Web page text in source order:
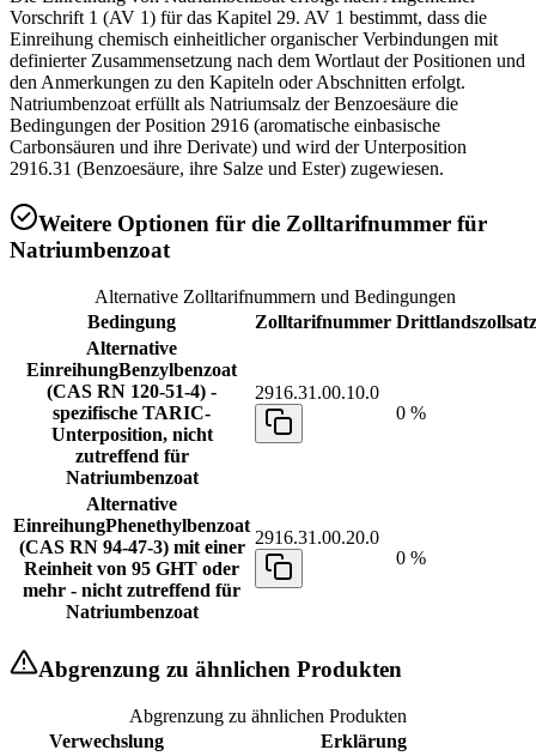
Vorschrift 1 (AV 1) für das Kapitel 29. AV 1 bestimmt, dass die
Einreihung chemisch einheitlicher organischer Verbindungen mit
definierter Zusammensetzung nach dem Wortlaut der Positionen und
den Anmerkungen zu den Kapiteln oder Abschnitten erfolgt.
Natriumbenzoat erfüllt als Natriumsalz der Benzoesäure die
Bedingungen der Position 2916 (aromatische einbasische
Carbonsäuren und ihre Derivate) und wird der Unterposition
2916.31 (Benzoesäure, ihre Salze und Ester) zugewiesen.
Weitere Optionen für die Zolltarifnummer für
Natriumbenzoat
Alternative Zolltarifnummern und Bedingungen
Bedingung
Zolltarifnummer Drittlandszollsatz
Alternative
EinreihungBenzylbenzoat
(CAS RN 120-51-4) -
spezifische TARIC-
Unterposition, nicht
zutreffend für
Natriumbenzoat
2916.31.00.10.0
0 %
Alternative
EinreihungPhenethylbenzoat
(CAS RN 94-47-3) mit einer
Reinheit von 95 GHT oder
mehr - nicht zutreffend für
Natriumbenzoat
2916.31.00.20.0
0 %
Abgrenzung zu ähnlichen Produkten
Abgrenzung zu ähnlichen Produkten
Verwechslung
Erklärung